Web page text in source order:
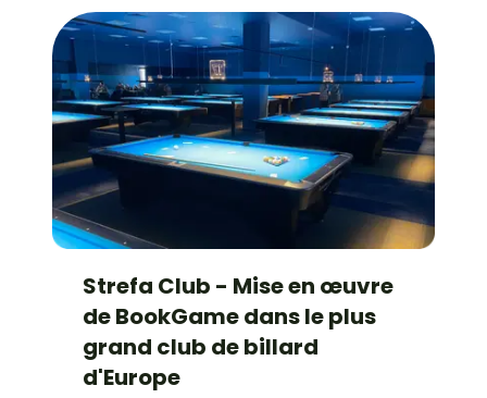
Strefa Club - Mise en œuvre
de BookGame dans le plus
grand club de billard
d'Europe